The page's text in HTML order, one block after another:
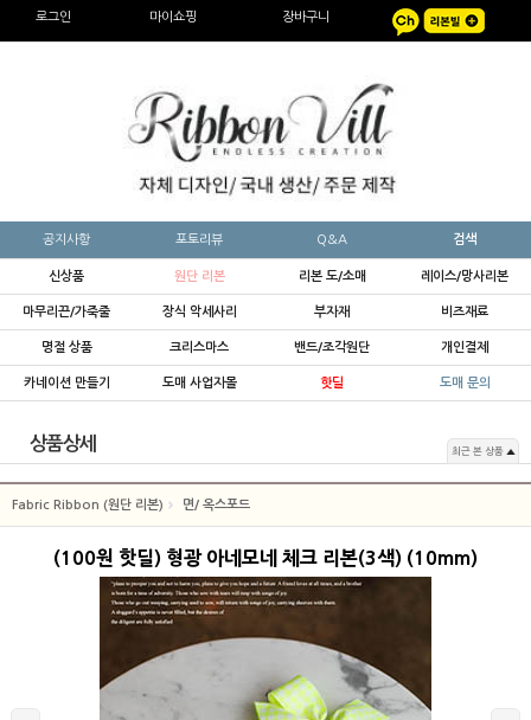
로그인 마이쇼핑 장바구니
공지사항 포토리뷰 Q&A 검색
신상품 원단 리본 리본 도/소매 레이스/망사리본
마무리끈/가죽줄 장식 악세사리 부자재 비즈재료
명절 상품 크리스마스 밴드/조각원단 개인결제
카네이션 만들기 도매 사업자몰 핫딜 도매 문의
상품상세
Fabric Ribbon (원단 리본) 면/ 옥스포드
최근 본 상품
(100원 핫딜) 형광 아네모네 체크 리본(3색) (10mm)